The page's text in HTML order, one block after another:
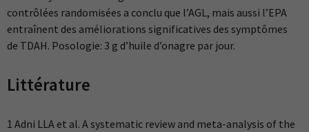
contrôlées randomisées a conclu que l’AGL, mais aussi l’EPA
entraînent des améliorations significatives des symptômes
de TDAH. Posologie: 3 g d’huile d’onagre par jour.
Littérature
1 Adni LLA et al. A systematic review and meta-analysis of the